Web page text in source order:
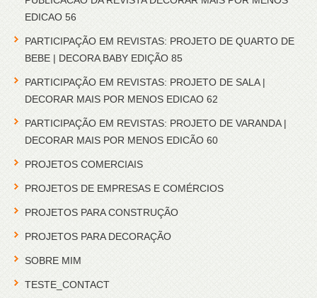
EDICAO 56
PARTICIPAÇÃO EM REVISTAS: PROJETO DE QUARTO DE
BEBE | DECORA BABY EDIÇÃO 85
PARTICIPAÇÃO EM REVISTAS: PROJETO DE SALA |
DECORAR MAIS POR MENOS EDICAO 62
PARTICIPAÇÃO EM REVISTAS: PROJETO DE VARANDA |
DECORAR MAIS POR MENOS EDICÃO 60
PROJETOS COMERCIAIS
PROJETOS DE EMPRESAS E COMÉRCIOS
PROJETOS PARA CONSTRUÇÃO
PROJETOS PARA DECORAÇÃO
SOBRE MIM
TESTE_CONTACT